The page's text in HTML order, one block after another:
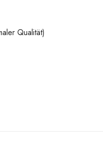
Qualität)